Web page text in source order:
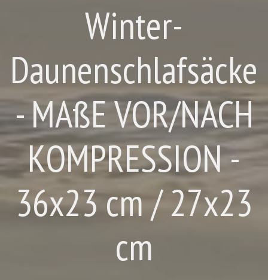
Winter-
Daunenschlafsäcke
- MAßE VOR/NACH
KOMPRESSION -
36x23 cm / 27x23
cm